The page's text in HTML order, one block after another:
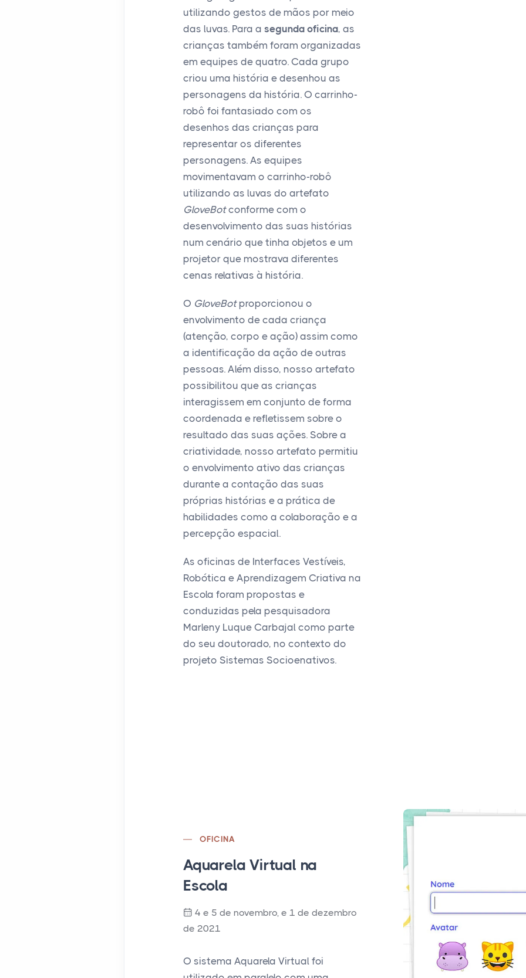
utilizando gestos de mãos por meio
das luvas. Para a segunda oficina, as
crianças também foram organizadas
em equipes de quatro. Cada grupo
criou uma história e desenhou as
personagens da história. O carrinho-
robô foi fantasiado com os
desenhos das crianças para
representar os diferentes
personagens. As equipes
movimentavam o carrinho-robô
utilizando as luvas do artefato
GloveBotconforme com o
desenvolvimento das suas histórias
num cenário que tinha objetos e um
projetor que mostrava diferentes
cenas relativas à história.
O GloveBotproporcionou o
envolvimento de cada criança
(atenção, corpo e ação) assim como
a identificação da ação de outras
pessoas. Além disso, nosso artefato
possibilitou que as crianças
interagissem em conjunto de forma
coordenada e refletissem sobre o
resultado das suas ações. Sobre a
criatividade, nosso artefato permitiu
o envolvimento ativo das crianças
durante a contação das suas
próprias histórias e a prática de
habilidades como a colaboração e a
percepção espacial.
As oficinas de Interfaces Vestíveis,
Robótica e Aprendizagem Criativa na
Escola foram propostas e
conduzidas pela pesquisadora
Marleny Luque Carbajal como parte
do seu doutorado, no contexto do
projeto Sistemas Socioenativos.
OFICINA
Aquarela Virtual na
Escola
4 e 5 de novembro, e 1 de dezembro
de 2021
O sistema Aquarela Virtual foi